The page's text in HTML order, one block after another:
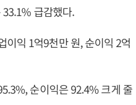
급감했다.
이익 1억9천만 원, 순이익 2억
순이익은 92.4% 크게 줄